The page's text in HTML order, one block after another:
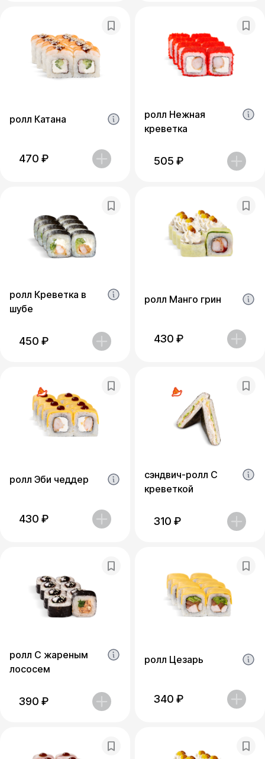
ролл Катана
470 ₽
ролл Нежная
креветка
505 ₽
ролл Креветка в
шубе
450 ₽
ролл Манго грин
430 ₽
ролл Эби чеддер
430 ₽
сэндвич-ролл С
креветкой
310 ₽
ролл С жареным
лососем
390 ₽
ролл Цезарь
340 ₽